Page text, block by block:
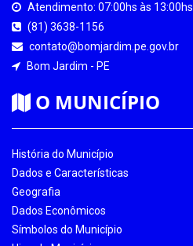
Atendimento: 07:00hs às 13:00hs
(81) 3638-1156
contato@bomjardim.pe.gov.br
Bom Jardim - PE
O MUNICÍPIO
História do Município
Dados e Características
Geografia
Dados Econômicos
Símbolos do Município